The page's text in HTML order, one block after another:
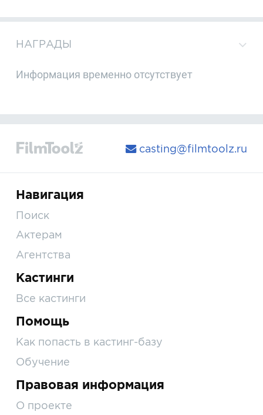
НАГРАДЫ
Информация временно отсутствует
casting@filmtoolz.ru
Навигация
Поиск
Актерам
Агентства
Кастинги
Все кастинги
Помощь
Как попасть в кастинг-базу
Обучение
Правовая информация
О проекте